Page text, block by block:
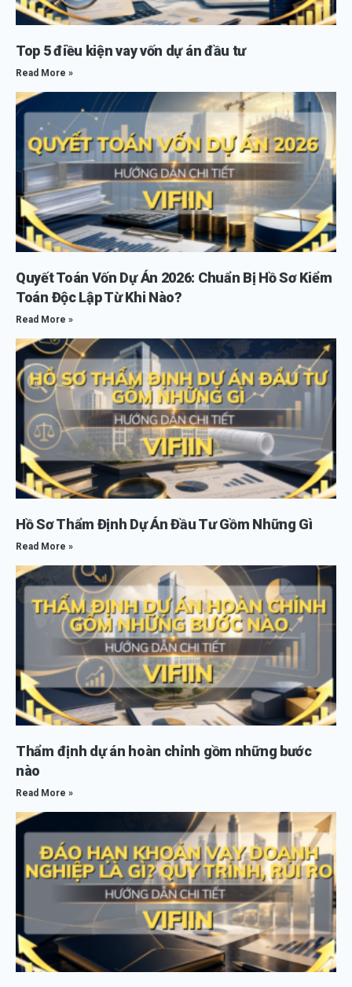
Top 5 điều kiện vay vốn dự án đầu tư
Read More »
Quyết Toán Vốn Dự Án 2026: Chuẩn Bị Hồ Sơ Kiểm
Toán Độc Lập Từ Khi Nào?
Read More »
Hồ Sơ Thẩm Định Dự Án Đầu Tư Gồm Những Gì
Read More »
Thẩm định dự án hoàn chỉnh gồm những bước
nào
Read More »